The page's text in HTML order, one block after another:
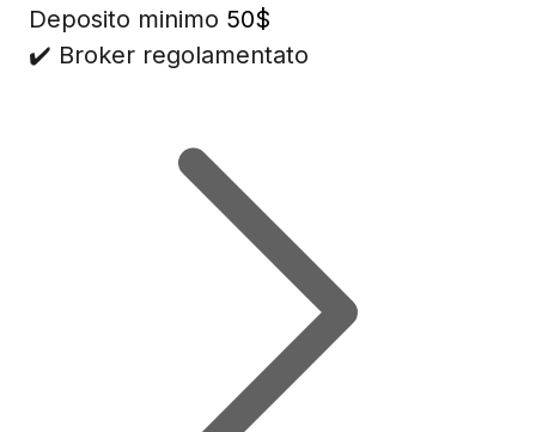
Deposito minimo 50$
✔️ Broker regolamentato